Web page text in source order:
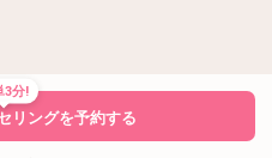
3分!
リングを予約する